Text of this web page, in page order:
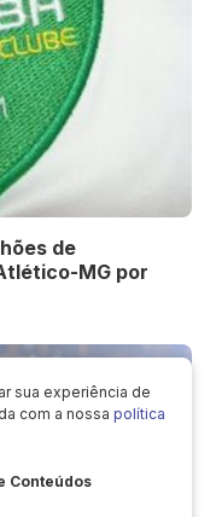
de
MG por
sua experiência de
com a nossa política
Conteúdos